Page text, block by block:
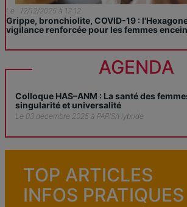
Le : 12/12/2025 à 12:12
Grippe, bronchiolite, COVID-19 :
vigilance renforcée pour les femmes
AGENDA
Colloque HAS–ANM : La santé des
singularité et universalité
Le 03 décembre 2025 à PARIS/Hybride
TOP ARTICLES
INFOS PRATIQUES